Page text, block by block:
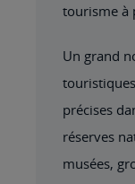
tourisme à
Un grand
précises
réserves
musées,